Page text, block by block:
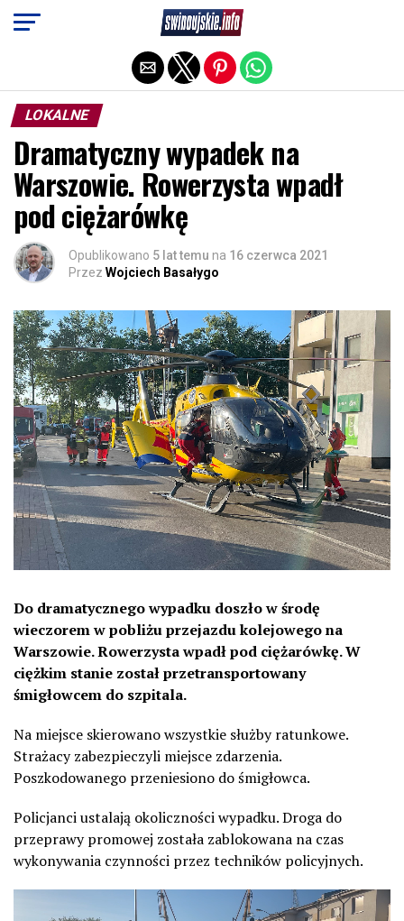
LOKALNE
Dramatyczny wypadek na
Warszowie. Rowerzysta wpadł
pod ciężarówkę
Opublikowano 5 lat temu na 16 czerwca 2021
Przez Wojciech Basałygo
Do dramatycznego wypadku doszło w środę
wieczorem w pobliżu przejazdu kolejowego na
Warszowie. Rowerzysta wpadł pod ciężarówkę. W
ciężkim stanie został przetransportowany
śmigłowcem do szpitala.
Na miejsce skierowano wszystkie służby ratunkowe.
Strażacy zabezpieczyli miejsce zdarzenia.
Poszkodowanego przeniesiono do śmigłowca.
Policjanci ustalają okoliczności wypadku. Droga do
przeprawy promowej została zablokowana na czas
wykonywania czynności przez techników policyjnych.
Exit mobile version